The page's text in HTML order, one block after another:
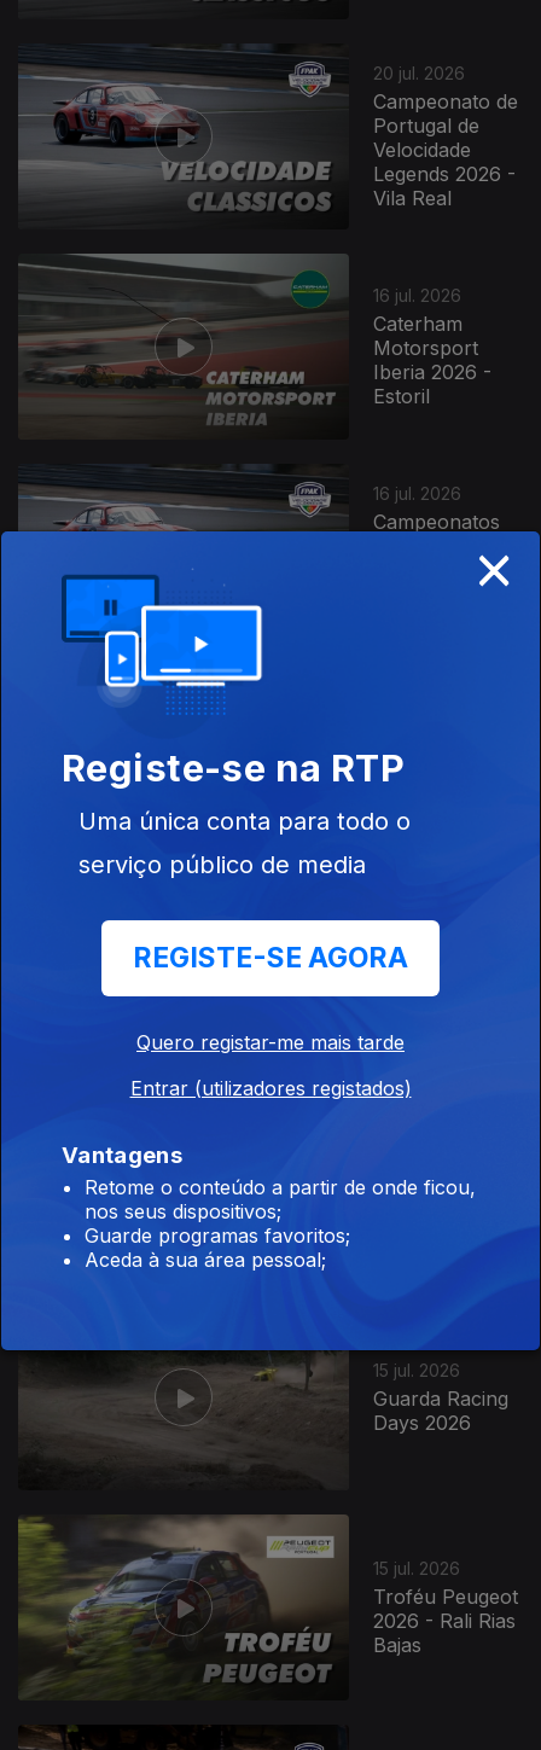
20 jul. 2026
Campeonato de
Portugal de
Velocidade
Legends 2026 -
Vila Real
16 jul. 2026
Caterham
Motorsport
Iberia 2026 -
Estoril
16 jul. 2026
Campeonatos
Velocidade de
Clássicos 2026
Nacional de
2026 - Estoril 1
15 jul. 2026
Campeonato
Enduro 2026 -
Nacional de Flat
15 jul. 2026
Guarda Racing
Days 2026
15 jul. 2026
Troféu Peugeot
2026 - Rali Rias
Bajas
940564
×
Registe-se na RTP
Uma única conta para todo o
serviço público de media
REGISTE-SE AGORA
Quero registar-me mais tarde
Entrar (utilizadores registados)
Vantagens
Retome o conteúdo a partir de onde ficou,
nos seus dispositivos;
Guarde programas favoritos;
Aceda à sua área pessoal;